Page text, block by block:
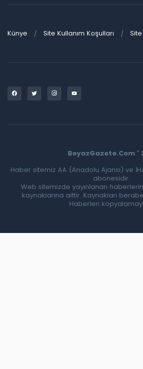
Künye Site Kullanım Koşulları
BeyazGazete.Com '
Haber sitemiz AA (Anadolu Ajansı) ve
abonesidir.
Web sitemizde yayınlanan
kaynaklarına aittir. Kaynakları
Haberleri